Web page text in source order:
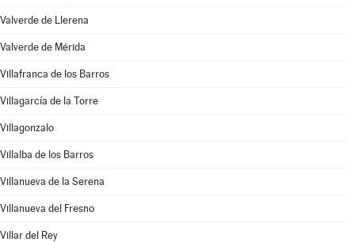
Valverde de Llerena
Valverde de Mérida
Villafranca de los Barros
Villagarcía de la Torre
Villagonzalo
Villalba de los Barros
Villanueva de la Serena
Villanueva del Fresno
Villar del Rey